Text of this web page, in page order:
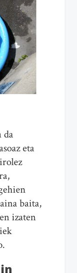
da
eta
baita,
izaten